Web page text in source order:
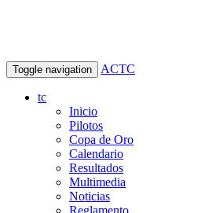
Toggle navigation ACTC
tc
Inicio
Pilotos
Copa de Oro
Calendario
Resultados
Multimedia
Noticias
Reglamento